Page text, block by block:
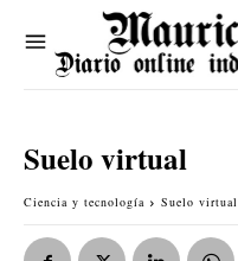
Suelo virtual
Ciencia y tecnología Suelo virtual